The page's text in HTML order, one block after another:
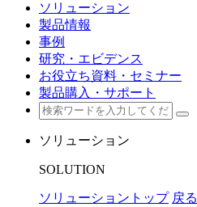
ソリューション
製品情報
事例
研究・エビデンス
お役立ち資料・セミナー
製品購入・サポート
ソリューション
SOLUTION
ソリューショントップ 戻る